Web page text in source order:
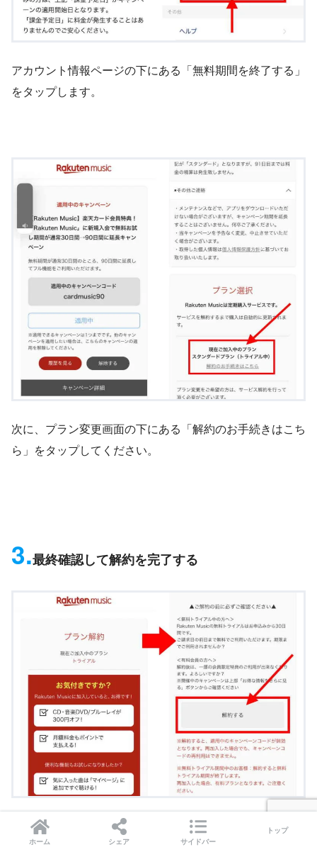
アカウント情報ページの下にある「無料期間を終了する」
をタップします。
次に、プラン変更画面の下にある「解約のお手続きはこち
ら」をタップしてください。
3.最終確認して解約を完了する
最後に最終確認ページにある、「解約する」をタップすれ
ば解約は完了です。
ホーム シェア サイドバー
トップ